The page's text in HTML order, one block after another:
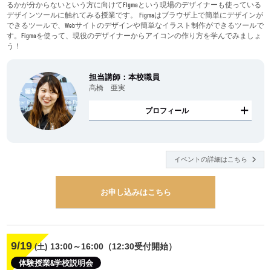
るかが分からないという方に向けてFIgmaという現場のデザイナーも使っている
デザインツールに触れてみる授業です。 Figmaはブラウザ上で簡単にデザインが
できるツールで、Webサイトのデザインや簡単なイラスト制作ができるツールで
す。Figmaを使って、現役のデザイナーからアイコンの作り方を学んでみましょ
う！
担当講師：本校職員
髙橋 亜実
プロフィール
イベントの詳細はこちら
お申し込みはこちら
9/19 (土) 13:00～16:00（12:30受付開始）
体験授業&学校説明会